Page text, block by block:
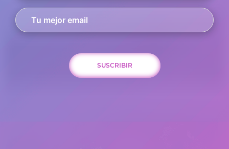
SUSCRIBIR